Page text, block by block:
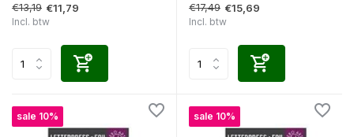
€13,19 €11,79
Incl. btw
€17,49 €15,69
Incl. btw
sale 10% sale 10%